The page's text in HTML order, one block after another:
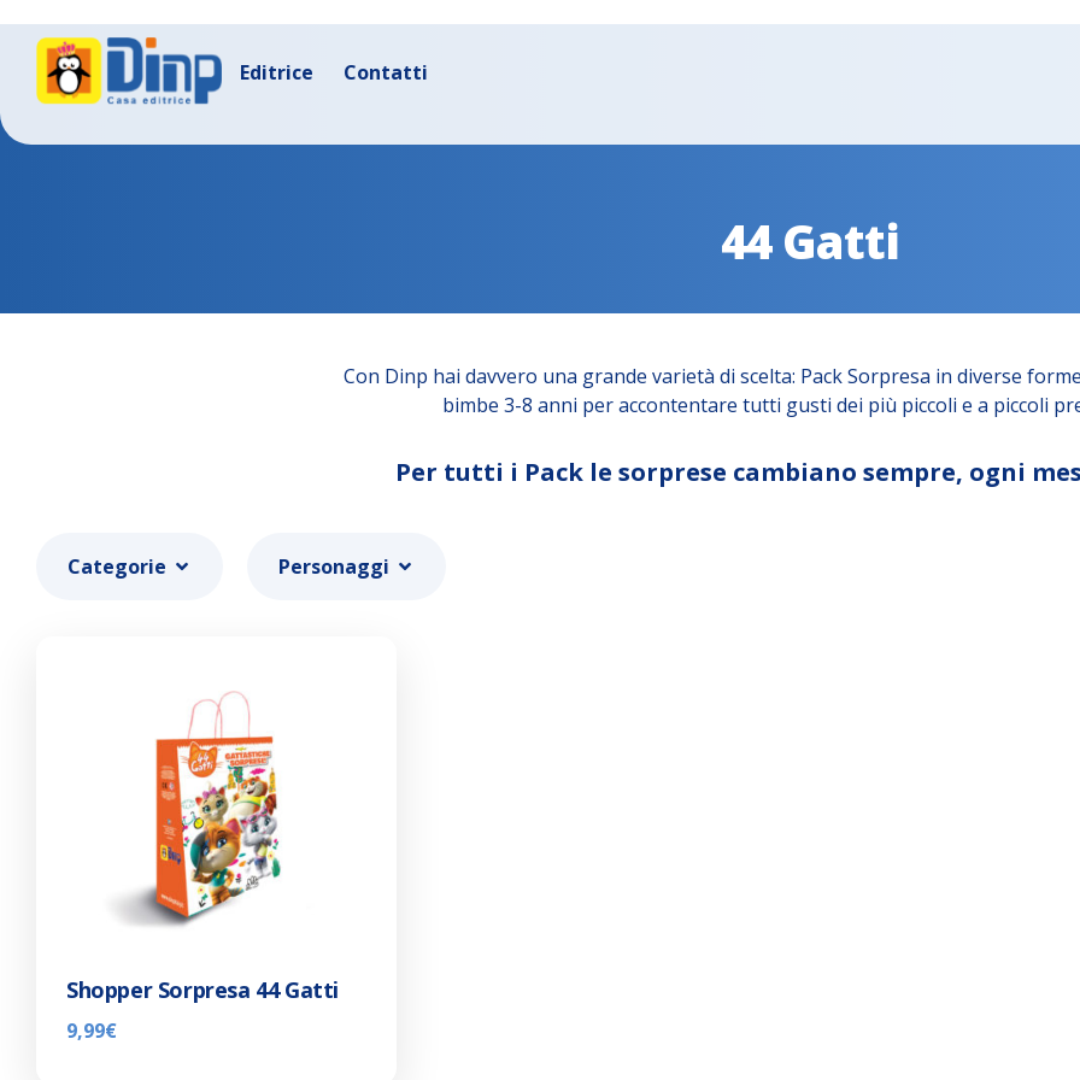
Editrice Contatti
44 Gatti
Con Dinp hai davvero una grande varietà di scelta: Pack Sorpresa in diverse
bimbe 3-8 anni per accontentare tutti gusti dei più piccoli e a piccoli
Per tutti i Pack le sorprese cambiano sempre, ogni
Categorie Personaggi
Shopper Sorpresa 44 Gatti
9,99€